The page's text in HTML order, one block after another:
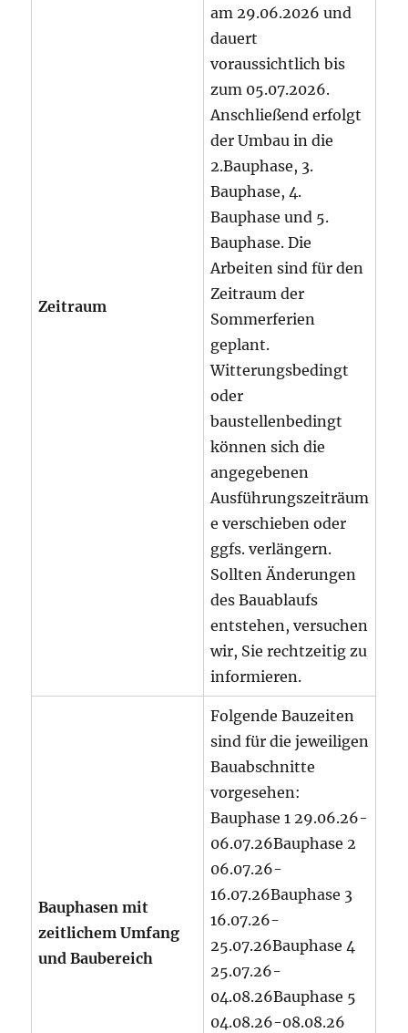
Zeitraum
am 29.06.2026 und
dauert
voraussichtlich bis
zum 05.07.2026.
Anschließend erfolgt
der Umbau in die
2.Bauphase, 3.
Bauphase, 4.
Bauphase und 5.
Bauphase. Die
Arbeiten sind für den
Zeitraum der
Sommerferien
geplant.
Witterungsbedingt
oder
baustellenbedingt
können sich die
angegebenen
Ausführungszeiträum
e verschieben oder
ggfs. verlängern.
Sollten Änderungen
des Bauablaufs
entstehen, versuchen
wir, Sie rechtzeitig zu
informieren.
Bauphasen mit
zeitlichem Umfang
und Baubereich
Folgende Bauzeiten
sind für die jeweiligen
Bauabschnitte
vorgesehen:
Bauphase 1 29.06.26-
06.07.26Bauphase 2
06.07.26-
16.07.26Bauphase 3
16.07.26-
25.07.26Bauphase 4
25.07.26-
04.08.26Bauphase 5
04.08.26-08.08.26